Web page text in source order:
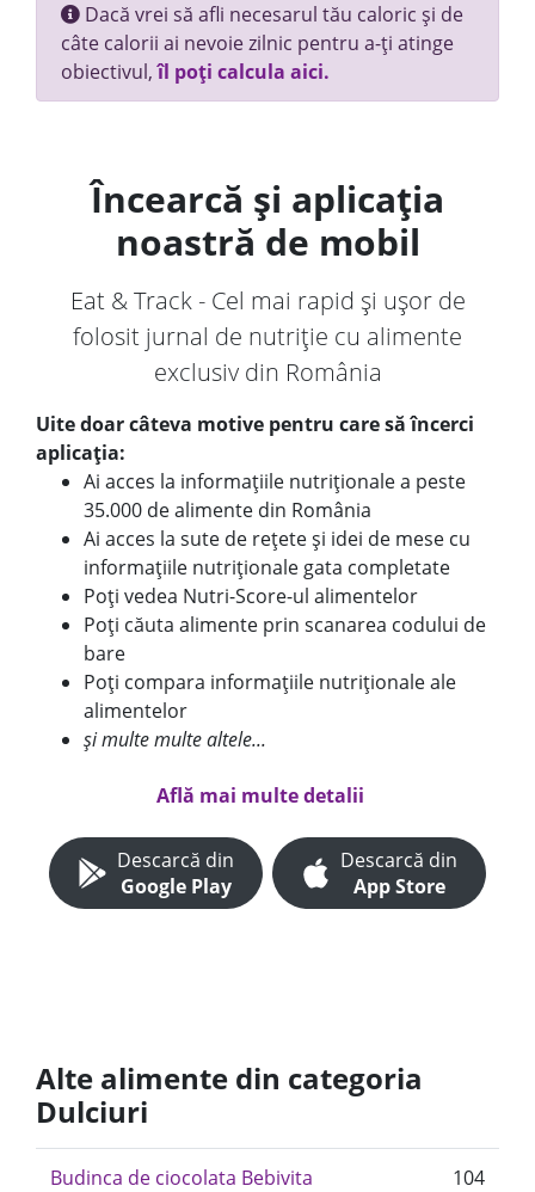
Dacă vrei să afli necesarul tău caloric și de
câte calorii ai nevoie zilnic pentru a-ți atinge
obiectivul,îl poți calcula aici.
Încearcă și aplicația
noastră de mobil
Eat & Track - Cel mai rapid și ușor de
folosit jurnal de nutriție cu alimente
exclusiv din România
Uite doar câteva motive pentru care să încerci
aplicația:
Ai acces la informațiile nutriționale a peste
35.000 de alimente din România
Ai acces la sute de rețete și idei de mese cu
informațiile nutriționale gata completate
Poți vedea Nutri-Score-ul alimentelor
Poți căuta alimente prin scanarea codului de
bare
Poți compara informațiile nutriționale ale
alimentelor
și multe multe altele...
Află mai multe detalii
Descarcă din
Google Play
Descarcă din
App Store
Alte alimente din categoria
Dulciuri
Budinca de ciocolata Bebivita
104